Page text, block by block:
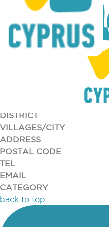
DISTRICT
VILLAGES/CITY
ADDRESS
POSTAL CODE
TEL
EMAIL
CATEGORY
back to top